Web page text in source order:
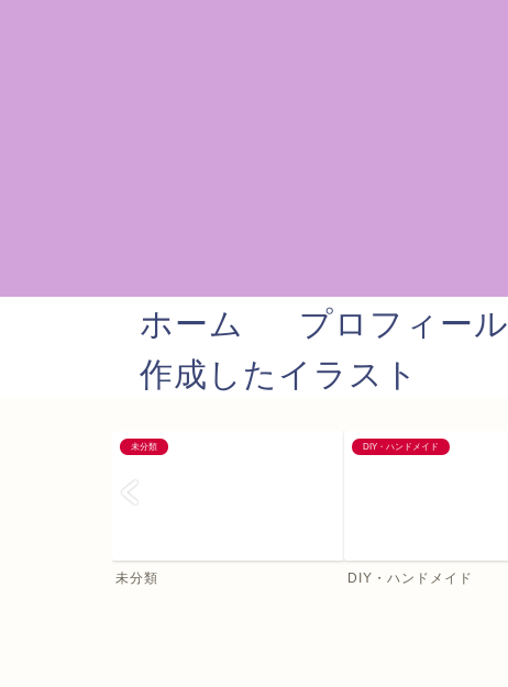
ホーム プロフィール
作成したイラスト
未分類
未分類
DIY・ハンドメイド
DIY・ハンドメイド